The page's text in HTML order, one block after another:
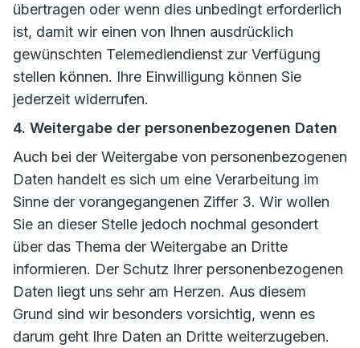
übertragen oder wenn dies unbedingt erforderlich
ist, damit wir einen von Ihnen ausdrücklich
gewünschten Telemediendienst zur Verfügung
stellen können. Ihre Einwilligung können Sie
jederzeit widerrufen.
4. Weitergabe der personenbezogenen Daten
Auch bei der Weitergabe von personenbezogenen
Daten handelt es sich um eine Verarbeitung im
Sinne der vorangegangenen Ziffer 3. Wir wollen
Sie an dieser Stelle jedoch nochmal gesondert
über das Thema der Weitergabe an Dritte
informieren. Der Schutz Ihrer personenbezogenen
Daten liegt uns sehr am Herzen. Aus diesem
Grund sind wir besonders vorsichtig, wenn es
darum geht Ihre Daten an Dritte weiterzugeben.